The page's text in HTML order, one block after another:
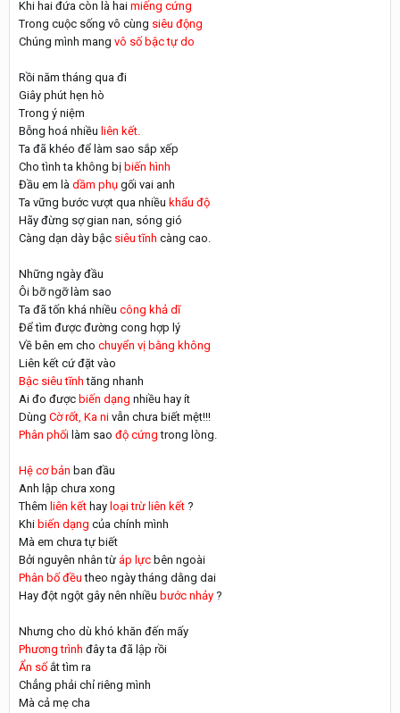
Khi hai đứa còn là hai miếng cứng
Trong cuộc sống vô cùng siêu động
Chúng mình mang vô số bậc tự do
Rồi năm tháng qua đi
Giây phút hẹn hò
Trong ý niệm
Bỗng hoá nhiều liên kết.
Ta đã khéo để làm sao sắp xếp
Cho tình ta không bị biến hình
Đầu em là dầm phụ gối vai anh
Ta vững bước vượt qua nhiều khẩu độ
Hãy đừng sợ gian nan, sóng gió
Càng dạn dày bậc siêu tĩnh càng cao.
Những ngày đầu
Ôi bỡ ngỡ làm sao
Ta đã tốn khá nhiều công khả dĩ
Để tìm được đường cong hợp lý
Về bên em cho chuyển vị bằng không
Liên kết cứ đặt vào
Bậc siêu tĩnhtăng nhanh
Ai đo được biến dạng nhiều hay ít
Dùng Cờ rốt, Ka ni vẫn chưa biết mệt!!!
Phân phối làm sao độ cứngtrong lòng.
Hệ cơ bản ban đầu
Anh lập chưa xong
Thêm liên kết hay loại trừ liên kết ?
Khi biến dạng của chính mình
Mà em chưa tự biết
Bởi nguyên nhân từ áp lực bên ngoài
Phân bố đềutheo ngày tháng dằng dai
Hay đột ngột gây nên nhiều bước nhảy ?
Nhưng cho dù khó khăn đến mấy
Phương trình đây ta đã lập rồi
Ẩn số ắt tìm ra
Chẳng phải chỉ riêng mình
Mà cả mẹ cha